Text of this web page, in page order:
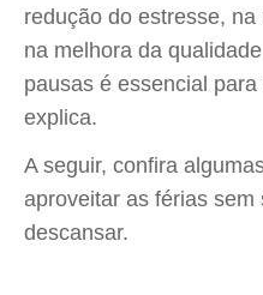
redução do estresse,
na melhora da
pausas é essencial
explica.
A seguir, confira
aproveitar as férias
descansar.